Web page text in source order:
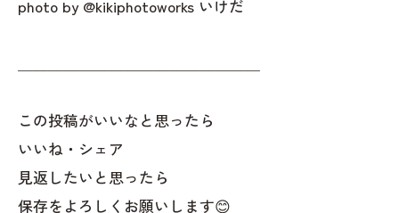
photo by @kikiphotoworks いけだ
この投稿がいいなと思ったら
いいね・シェア
見返したいと思ったら
保存をよろしくお願いします😊